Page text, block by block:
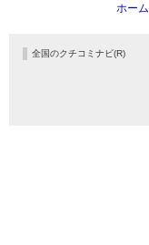
ホーム
全国のクチコミナビ(R)